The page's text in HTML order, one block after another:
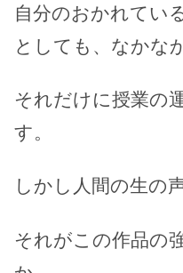
自分のおかれてい
としても、なかな
それだけに授業の
す。
しかし人間の生の
それがこの作品の